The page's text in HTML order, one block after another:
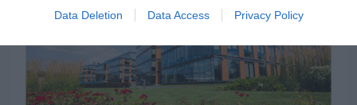
Data Deletion Data Access Privacy Policy